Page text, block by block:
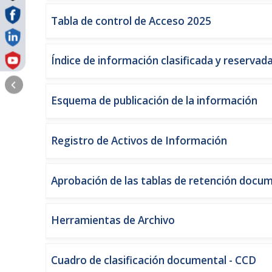
Tabla de control de Acceso 2025
Índice de información clasificada y reservada
Esquema de publicación de la información
Registro de Activos de Información
Aprobación de las tablas de retención
Herramientas de Archivo
Cuadro de clasificación documental - CCD